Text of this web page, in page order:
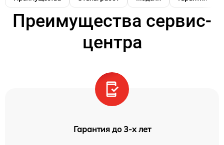
Преимущества сервис-
центра
Гарантия до 3-х лет